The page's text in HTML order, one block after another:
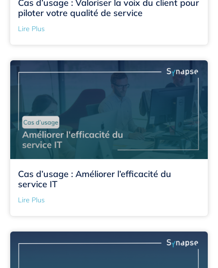
Cas d’usage : Valoriser la voix du client pour
piloter votre qualité de service
Lire Plus
Cas d’usage : Améliorer l’efficacité du
service IT
Lire Plus